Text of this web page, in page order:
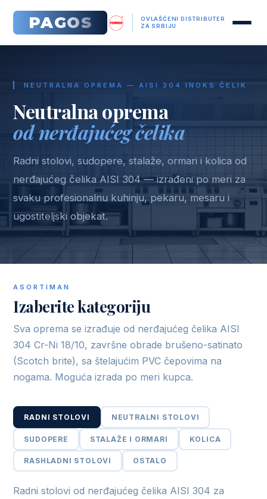
PAGOS
OVLAŠĆENI DISTRIBUTER
ZA SRBIJU
NEUTRALNA OPREMA — AISI 304 INOKS ČELIK
Neutralna oprema
od nerđajućeg čelika
Radni stolovi, sudopere, stalaže, ormari i kolica od
nerđajućeg čelika AISI 304 — izrađeni po meri za
svaku profesionalnu kuhinju, pekaru, mesaru i
ugostiteljski objekat.
ASORTIMAN
Izaberite kategoriju
Sva oprema se izrađuje od nerđajućeg čelika AISI
304 Cr-Ni 18/10, završne obrade brušeno-satinato
(Scotch brite), sa štelajućim PVC čepovima na
nogama. Moguća izrada po meri kupca.
RADNI STOLOVI NEUTRALNI STOLOVI
SUDOPERE STALAŽE I ORMARI KOLICA
RASHLADNI STOLOVI OSTALO
Radni stolovi od nerđajućeg čelika AISI 304 za